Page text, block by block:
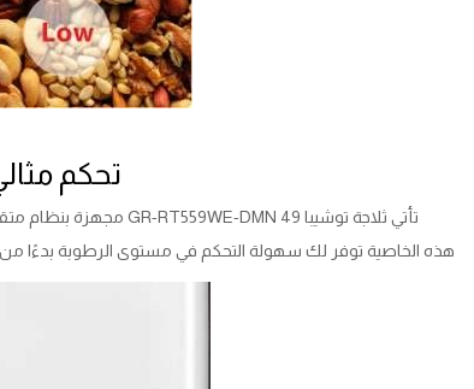
تحكم
تأتي ثلاجة توشيبا GR-RT559WE-DMN 49 مجهزة بنظام متقدم بمستويين للتحكم في درجة الرطوبة للحصول على أفضل مستوى لحفظ الطعام.
هذه الخاصية توفر لك سهولة التحكم في مستوى الرطوبة بدءًا من 60% وصولًا لـ 80% لضمان الحفاظ على الخضروات والفواكه طازجة لأقصى درجة ممكنة.